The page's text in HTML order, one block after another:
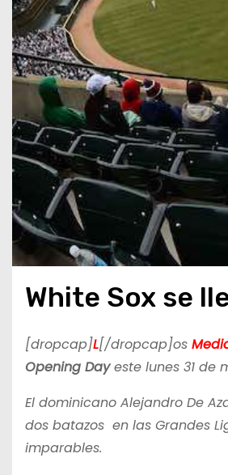
White Sox se
[dropcap]L[/dropcap]os
Opening Dayeste lunes 31 de
El dominicano Alejandro De
dos batazos en las Grandes
imparables.